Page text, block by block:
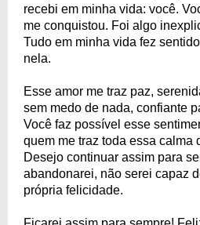
recebi em minha vida: você.
me conquistou. Foi algo
Tudo em minha vida fez
nela.
Esse amor me traz paz,
sem medo de nada, confiante
Você faz possível esse
quem me traz toda essa calma
Desejo continuar assim para
abandonarei, não serei capaz
própria felicidade.